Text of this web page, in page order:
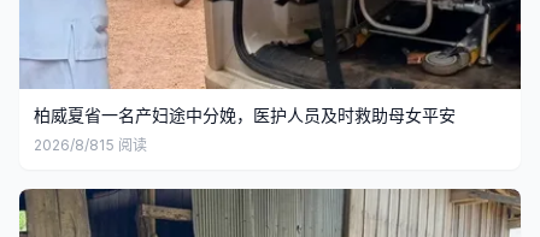
柏威夏省一名产妇途中分娩，医护人员及时救助母女平安
2026/8/815 阅读